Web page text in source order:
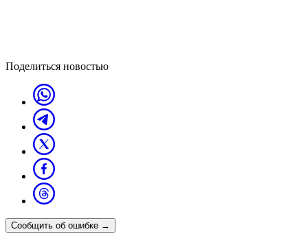
Поделиться новостью
Сообщить об ошибке →